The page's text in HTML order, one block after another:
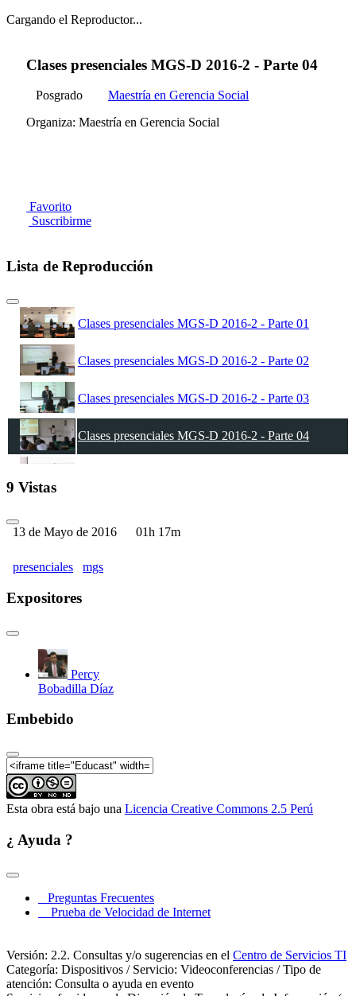
Cargando el Reproductor...
Clases presenciales MGS-D 2016-2 - Parte 04
Posgrado
Maestría en Gerencia Social
Organiza: Maestría en Gerencia Social
Favorito
Suscribirme
Lista de Reproducción
Clases presenciales MGS-D 2016-2 - Parte 01
Clases presenciales MGS-D 2016-2 - Parte 02
Clases presenciales MGS-D 2016-2 - Parte 03
Clases presenciales MGS-D 2016-2 - Parte 04
9 Vistas
13 de Mayo de 2016 01h 17m
presenciales mgs
Expositores
Percy
Bobadilla Díaz
Embebido
Esta obra está bajo una Licencia Creative Commons 2.5 Perú
¿ Ayuda ?
Preguntas Frecuentes
Prueba de Velocidad de Internet
Versión: 2.2. Consultas y/o sugerencias en el Centro de Servicios TI
Categoría: Dispositivos / Servicio: Videoconferencias / Tipo de
atención: Consulta o ayuda en evento